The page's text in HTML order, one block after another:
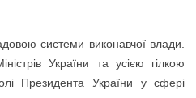
системи виконавчої влади.
України та усією гілкою
Президента України у сфері